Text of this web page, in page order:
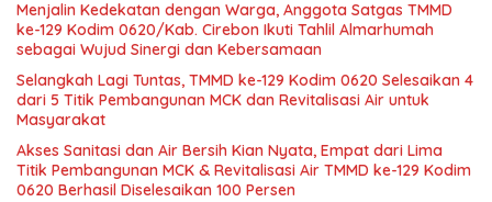
Menjalin Kedekatan dengan Warga, Anggota Satgas TMMD
ke-129 Kodim 0620/Kab. Cirebon Ikuti Tahlil Almarhumah
sebagai Wujud Sinergi dan Kebersamaan
Selangkah Lagi Tuntas, TMMD ke-129 Kodim 0620 Selesaikan 4
dari 5 Titik Pembangunan MCK dan Revitalisasi Air untuk
Masyarakat
Akses Sanitasi dan Air Bersih Kian Nyata, Empat dari Lima
Titik Pembangunan MCK & Revitalisasi Air TMMD ke-129 Kodim
0620 Berhasil Diselesaikan 100 Persen